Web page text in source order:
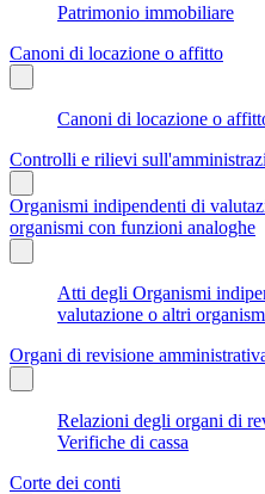
Patrimonio immobiliare
Canoni di locazione o affitto
Canoni di locazione o
Controlli e rilievi
Organismi indipendenti di
organismi con funzioni analoghe
Atti degli Organismi
valutazione o altri
Organi di revisione
Relazioni degli organi di
Verifiche di cassa
Corte dei conti